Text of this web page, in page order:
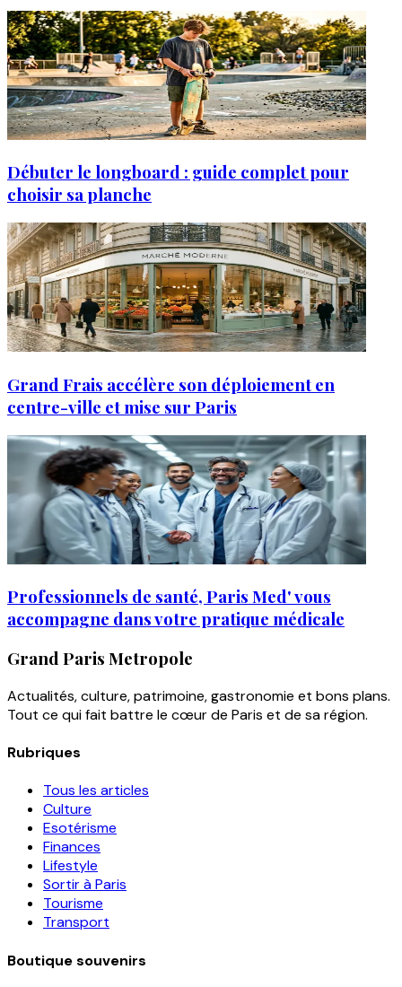
Débuter le longboard : guide complet pour
choisir sa planche
Grand Frais accélère son déploiement en
centre-ville et mise sur Paris
Professionnels de santé, Paris Med' vous
accompagne dans votre pratique médicale
Grand Paris Metropole
Actualités, culture, patrimoine, gastronomie et bons plans.
Tout ce qui fait battre le cœur de Paris et de sa région.
Rubriques
Tous les articles
Culture
Esotérisme
Finances
Lifestyle
Sortir à Paris
Tourisme
Transport
Boutique souvenirs